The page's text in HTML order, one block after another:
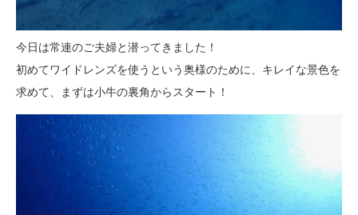
今日は常連のご夫婦と潜ってきました！
初めてワイドレンズを使うという奥様のために、キレイな景色を
求めて、まずは小牛の裏角からスタート！